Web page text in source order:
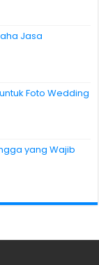
Jasa
Foto Wedding
yang Wajib